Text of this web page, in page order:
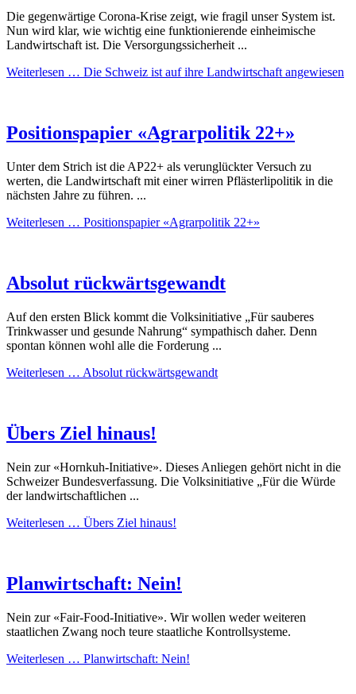
Die gegenwärtige Corona-Krise zeigt, wie fragil unser System ist.
Nun wird klar, wie wichtig eine funktionierende einheimische
Landwirtschaft ist. Die Versorgungssicherheit ...
Weiterlesen … Die Schweiz ist auf ihre Landwirtschaft angewiesen
Positionspapier «Agrarpolitik 22+»
Unter dem Strich ist die AP22+ als verunglückter Versuch zu
werten, die Landwirtschaft mit einer wirren Pflästerlipolitik in die
nächsten Jahre zu führen. ...
Weiterlesen … Positionspapier «Agrarpolitik 22+»
Absolut rückwärtsgewandt
Auf den ersten Blick kommt die Volksinitiative „Für sauberes
Trinkwasser und gesunde Nahrung“ sympathisch daher. Denn
spontan können wohl alle die Forderung ...
Weiterlesen … Absolut rückwärtsgewandt
Übers Ziel hinaus!
Nein zur «Hornkuh-Initiative». Dieses Anliegen gehört nicht in die
Schweizer Bundesverfassung. Die Volksinitiative „Für die Würde
der landwirtschaftlichen ...
Weiterlesen … Übers Ziel hinaus!
Planwirtschaft: Nein!
Nein zur «Fair-Food-Initiative». Wir wollen weder weiteren
staatlichen Zwang noch teure staatliche Kontrollsysteme.
Weiterlesen … Planwirtschaft: Nein!